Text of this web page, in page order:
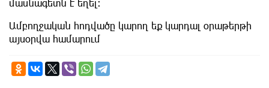
մասնագետն է եղել։
Ամբողջական հոդվածը կարող եք կարդալ օրաթերթի
այսօրվա համարում